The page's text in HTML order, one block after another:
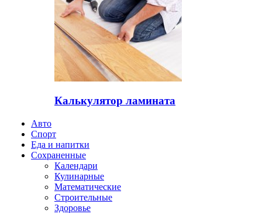
Калькулятор ламината
Авто
Спорт
Еда и напитки
Сохраненные
Календари
Кулинарные
Математические
Строительные
Здоровье